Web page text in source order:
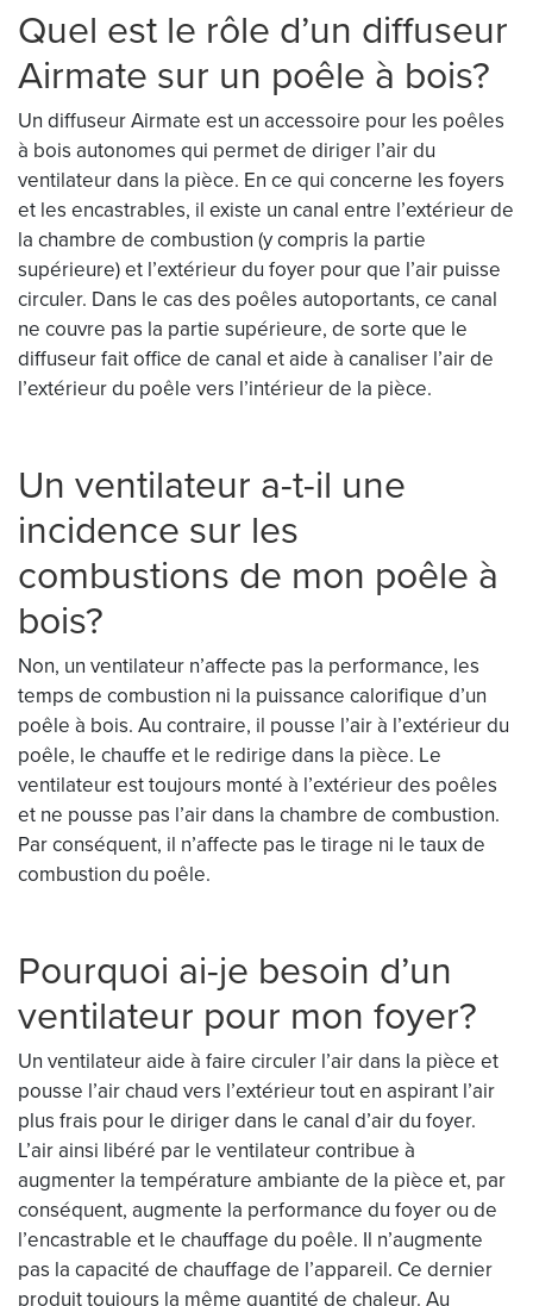
Quel est le rôle d’un diffuseur
Airmate sur un poêle à bois?
Un diffuseur Airmate est un accessoire pour les poêles
à bois autonomes qui permet de diriger l’air du
ventilateur dans la pièce. En ce qui concerne les foyers
et les encastrables, il existe un canal entre l’extérieur de
la chambre de combustion (y compris la partie
supérieure) et l’extérieur du foyer pour que l’air puisse
circuler. Dans le cas des poêles autoportants, ce canal
ne couvre pas la partie supérieure, de sorte que le
diffuseur fait office de canal et aide à canaliser l’air de
l’extérieur du poêle vers l’intérieur de la pièce.
Un ventilateur a-t-il une
incidence sur les
combustions de mon poêle à
bois?
Non, un ventilateur n’affecte pas la performance, les
temps de combustion ni la puissance calorifique d’un
poêle à bois. Au contraire, il pousse l’air à l’extérieur du
poêle, le chauffe et le redirige dans la pièce. Le
ventilateur est toujours monté à l’extérieur des poêles
et ne pousse pas l’air dans la chambre de combustion.
Par conséquent, il n’affecte pas le tirage ni le taux de
combustion du poêle.
Pourquoi ai-je besoin d’un
ventilateur pour mon foyer?
Un ventilateur aide à faire circuler l’air dans la pièce et
pousse l’air chaud vers l’extérieur tout en aspirant l’air
plus frais pour le diriger dans le canal d’air du foyer.
L’air ainsi libéré par le ventilateur contribue à
augmenter la température ambiante de la pièce et, par
conséquent, augmente la performance du foyer ou de
l’encastrable et le chauffage du poêle. Il n’augmente
pas la capacité de chauffage de l’appareil. Ce dernier
produit toujours la même quantité de chaleur. Au